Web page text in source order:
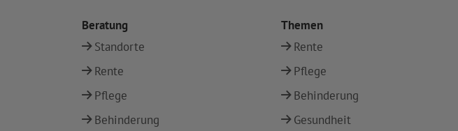
Beratung
Standorte
Rente
Pflege
Behinderung
Themen
Rente
Pflege
Behinderung
Gesundheit